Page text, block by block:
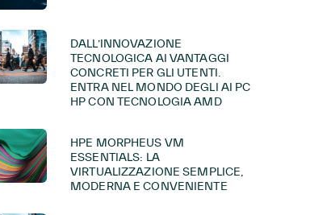
DALL’INNOVAZIONE
TECNOLOGICA AI VANTAGGI
CONCRETI PER GLI UTENTI.
ENTRA NEL MONDO DEGLI AI PC
HP CON TECNOLOGIA AMD
HPE MORPHEUS VM
ESSENTIALS: LA
VIRTUALIZZAZIONE SEMPLICE,
MODERNA E CONVENIENTE